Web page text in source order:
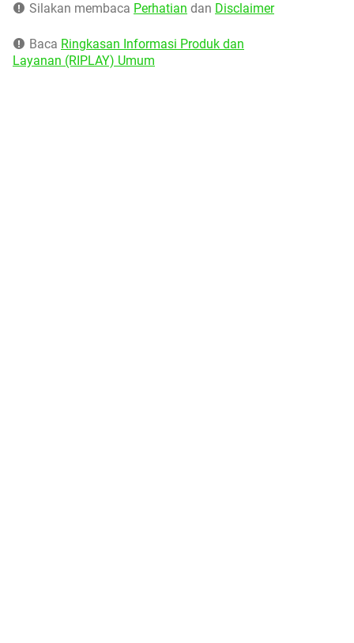
Silakan membaca Perhatian dan Disclaimer
Baca Ringkasan Informasi Produk dan
Layanan (RIPLAY) Umum